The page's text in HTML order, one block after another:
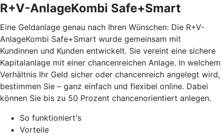
R+V-AnlageKombi Safe+Smart
Eine Geldanlage genau nach Ihren Wünschen: Die R+V-
AnlageKombi Safe+Smart wurde gemeinsam mit
Kundinnen und Kunden entwickelt. Sie vereint eine sichere
Kapitalanlage mit einer chancenreichen Anlage. In welchem
Verhältnis Ihr Geld sicher oder chancenreich angelegt wird,
bestimmen Sie – ganz einfach und flexibel online. Dabei
können Sie bis zu 50 Prozent chancenorientiert anlegen.
So funktioniert's
Vorteile